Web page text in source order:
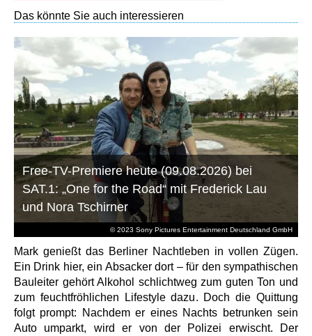
Das könnte Sie auch interessieren
© 2023 Sony Pictures Entertainment Deutschland GmbH
Free-TV-Premiere heute (09.08.2026) bei
SAT.1: „One for the Road“ mit Frederick Lau
und Nora Tschirner
Mark genießt das Berliner Nachtleben in vollen Zügen.
Ein Drink hier, ein Absacker dort – für den sympathischen
Bauleiter gehört Alkohol schlichtweg zum guten Ton und
zum feuchtfröhlichen Lifestyle dazu. Doch die Quittung
folgt prompt: Nachdem er eines Nachts betrunken sein
Auto umparkt, wird er von der Polizei erwischt. Der